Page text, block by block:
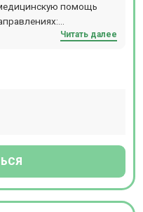
помощь
обследования.
м.
Читать далее